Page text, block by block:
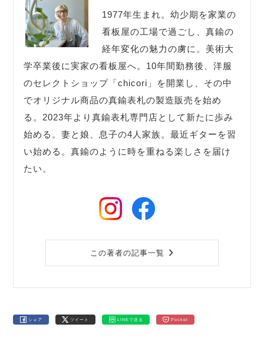
1977年生まれ。幼少期を家業の
看板屋の工場で過ごし、真鍮の
経年変化の魅力の虜に。美術大
学卒業後に実家の看板屋へ。10年間勤務後、洋服
のセレクトショップ「chicori」を開業し、その中
でオリジナル商品の真鍮表札の製造販売を始め
る。2023年より真鍮表札専門店として新たに歩み
始める。妻と娘、息子の4人家族。最近ギターを習
い始める。真鍮のように時を重ねる楽しさを届け
たい。
この著者の記事一覧
シェア ツイート LINEで送る Pocket